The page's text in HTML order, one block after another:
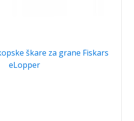
škare za grane Fiskars
eLopper